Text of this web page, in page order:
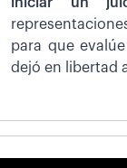
iniciar un
para que
dejó en libertad